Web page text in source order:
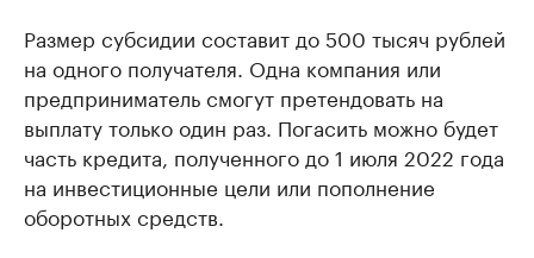
Размер субсидии составит до 500 тысяч рублей
на одного получателя. Одна компания или
предприниматель смогут претендовать на
выплату только один раз. Погасить можно будет
часть кредита, полученного до 1 июля 2022 года
на инвестиционные цели или пополнение
оборотных средств.